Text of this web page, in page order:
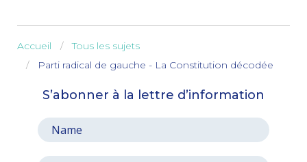
Accueil
Tous les sujets
Parti radical de gauche - La Constitution décodée
S’abonner à la lettre d’information